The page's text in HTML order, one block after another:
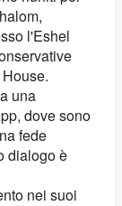
l'Eshel
una
dove sono
fede
dialogo è
nei suoi